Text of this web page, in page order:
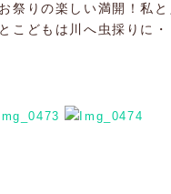
祭りの楽しい満開！私
こどもは川へ虫採りに